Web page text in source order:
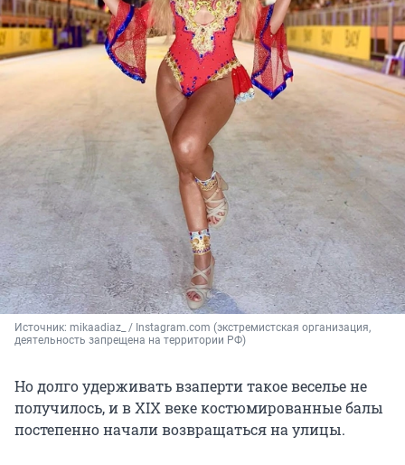
Источник: mikaadiaz_ / Instagram.com (экстремистская организация,
деятельность запрещена на территории РФ)
Но долго удерживать взаперти такое веселье не
получилось, и в XIX веке костюмированные балы
постепенно начали возвращаться на улицы.